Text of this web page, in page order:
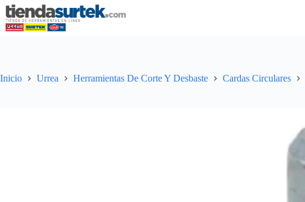
Saltar
al
contenido
Inicio Urrea Herramientas De Corte Y Desbaste Cardas Circulares